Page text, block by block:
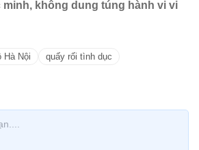
không dung túng hành vi vi
Hà Nội quấy rối tình dục